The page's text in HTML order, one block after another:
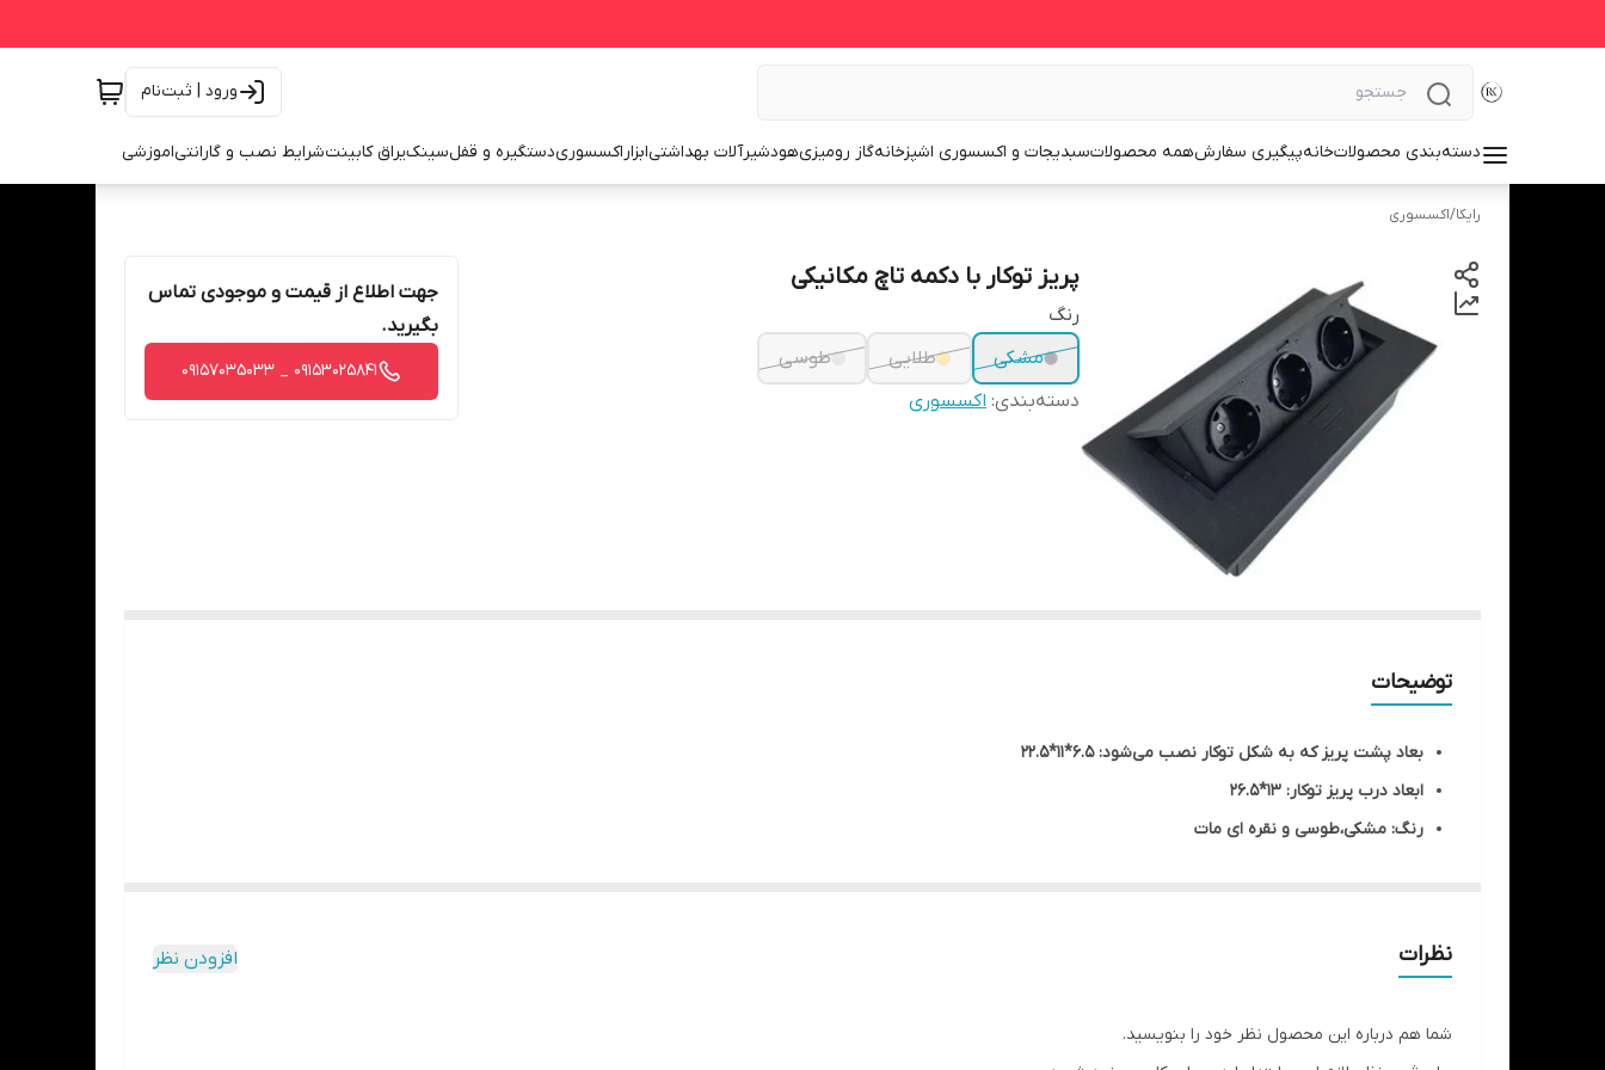
ورود | ثبت‌نام
دسته‌بندی محصولاتخانهپیگیری سفارشهمه محصولاتسبدیجات و اکسسوری اشپزخانهگاز رومیزیهودشیرآلات بهداشتیابزاراکسسوریدستگیره و قفلسینکیراق کابینتشرایط نصب و گارانتیاموزشی
رایکا/اکسسوری
پریز توکار با دکمه تاچ مکانیکی
رنگ
مشکی
طلایی
طوسی
دسته‌بندی: اکسسوری
جهت اطلاع از قیمت و موجودی تماس
بگیرید.
09153025841 _ 09157035033
توضیحات
بعاد پشت پریز که به شکل توکار نصب می‌شود: 6.5*11*22.5
ابعاد درب پریز توکار: 13*26.5
رنگ: مشکی،طوسی و نقره ای مات
نظرات افزودن نظر
شما هم درباره این محصول نظر خود را بنویسید.